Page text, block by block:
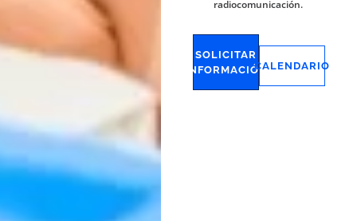
radiocomunicación.
SOLICITAR
INFORMACIÓNCALENDARIO